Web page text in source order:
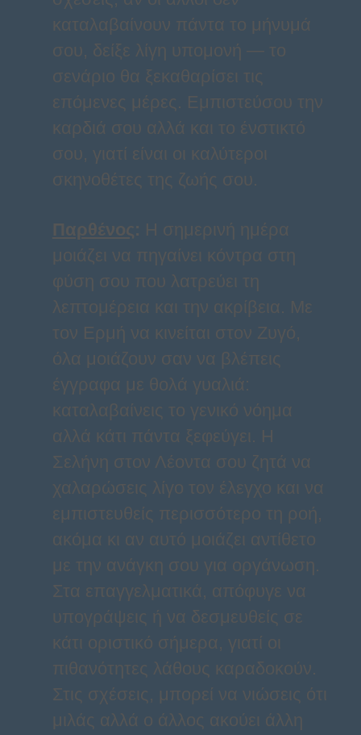
καταλαβαίνουν πάντα το μήνυμά
σου, δείξε λίγη υπομονή — το
σενάριο θα ξεκαθαρίσει τις
επόμενες μέρες. Εμπιστεύσου την
καρδιά σου αλλά και το ένστικτό
σου, γιατί είναι οι καλύτεροι
σκηνοθέτες της ζωής σου.
Παρθένος: Η σημερινή ημέρα
μοιάζει να πηγαίνει κόντρα στη
φύση σου που λατρεύει τη
λεπτομέρεια και την ακρίβεια. Με
τον Ερμή να κινείται στον Ζυγό,
όλα μοιάζουν σαν να βλέπεις
έγγραφα με θολά γυαλιά:
καταλαβαίνεις το γενικό νόημα
αλλά κάτι πάντα ξεφεύγει. Η
Σελήνη στον Λέοντα σου ζητά να
χαλαρώσεις λίγο τον έλεγχο και να
εμπιστευθείς περισσότερο τη ροή,
ακόμα κι αν αυτό μοιάζει αντίθετο
με την ανάγκη σου για οργάνωση.
Στα επαγγελματικά, απόφυγε να
υπογράψεις ή να δεσμευθείς σε
κάτι οριστικό σήμερα, γιατί οι
πιθανότητες λάθους καραδοκούν.
Στις σχέσεις, μπορεί να νιώσεις ότι
μιλάς αλλά ο άλλος ακούει άλλη